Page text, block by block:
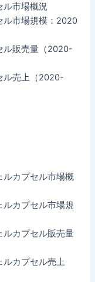
ル市場概況
ル市場規模：2020
ル販売量（2020-
ル売上（2020-
ルカプセル市場概
カプセル市場規
ルカプセル販売量
カプセル売上